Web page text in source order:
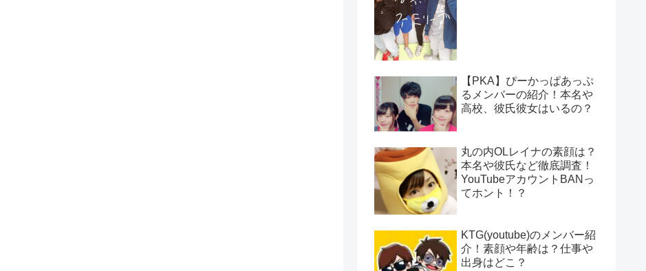
【PKA】ぴーかっぱあっぷ
るメンバーの紹介！本名や
高校、彼氏彼女はいるの？
丸の内OLレイナの素顔は？
本名や彼氏など徹底調査！
YouTubeアカウントBANっ
てホント！？
KTG(youtube)のメンバー紹
介！素顔や年齢は？仕事や
出身はどこ？